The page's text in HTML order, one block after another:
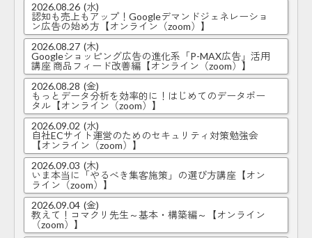
2026.08.26 (水)
認知も売上もアップ！Googleデマンドジェネレーショ
ン広告の始め方【オンライン（zoom）】
2026.08.27 (木)
Googleショッピング広告の進化系「P-MAX広告」活用
講座 商品フィード改善編【オンライン（zoom）】
2026.08.28 (金)
もっとデータ分析を効率的に！はじめてのデータポー
タル【オンライン（zoom）】
2026.09.02 (水)
自社ECサイト運営のためのセキュリティ対策勉強会
【オンライン（zoom）】
2026.09.03 (木)
いま本当に「やるべき集客施策」の選び方講座【オン
ライン（zoom）】
2026.09.04 (金)
教えて！コマクリ先生～基本・構築編～【オンライン
（zoom）】